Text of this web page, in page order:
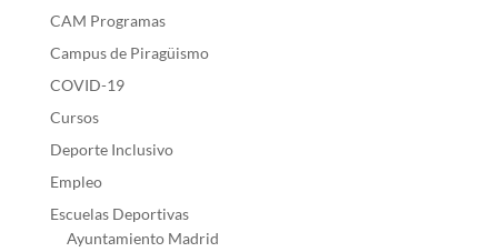
CAM Programas
Campus de Piragüismo
COVID-19
Cursos
Deporte Inclusivo
Empleo
Escuelas Deportivas
Ayuntamiento Madrid